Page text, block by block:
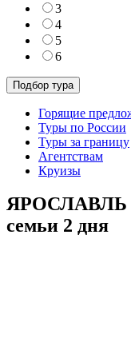
3
4
5
6
Горящие
Туры по России
Туры за границу
Агентствам
Круизы
ЯРОСЛАВЛЬ
семьи 2 дня